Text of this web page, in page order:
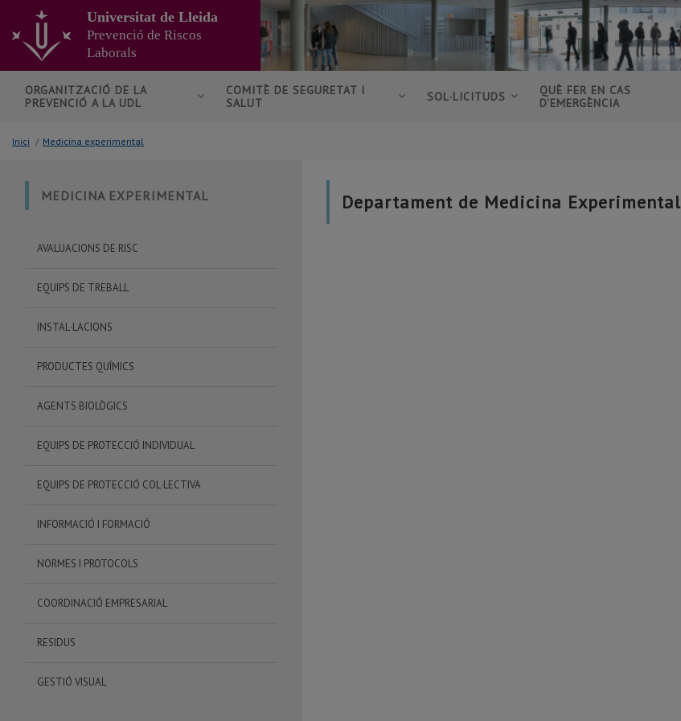
contingut
principal
de
pàgina
Universitat de Lleida
Prevenció de Riscos
Laborals
ORGANITZACIÓ DE LA
PREVENCIÓ A LA UDL
COMITÈ DE SEGURETAT I
SALUT
SOL·LICITUDS
QUÈ FER EN CAS
D'EMERGÈNCIA
Inici / Medicina experimental
MEDICINA EXPERIMENTAL
AVALUACIONS DE RISC
EQUIPS DE TREBALL
INSTAL·LACIONS
PRODUCTES QUÍMICS
AGENTS BIOLÒGICS
EQUIPS DE PROTECCIÓ INDIVIDUAL
EQUIPS DE PROTECCIÓ COL·LECTIVA
INFORMACIÓ I FORMACIÓ
NORMES I PROTOCOLS
COORDINACIÓ EMPRESARIAL
RESIDUS
GESTIÓ VISUAL
Departament de Medicina Experimental